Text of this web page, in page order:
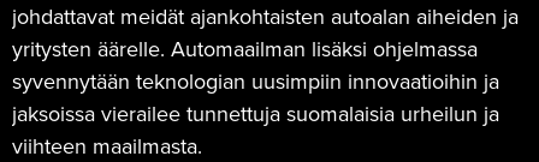
johdattavat meidät ajankohtaisten autoalan aiheiden ja
yritysten äärelle. Automaailman lisäksi ohjelmassa
syvennytään teknologian uusimpiin innovaatioihin ja
jaksoissa vierailee tunnettuja suomalaisia urheilun ja
viihteen maailmasta.